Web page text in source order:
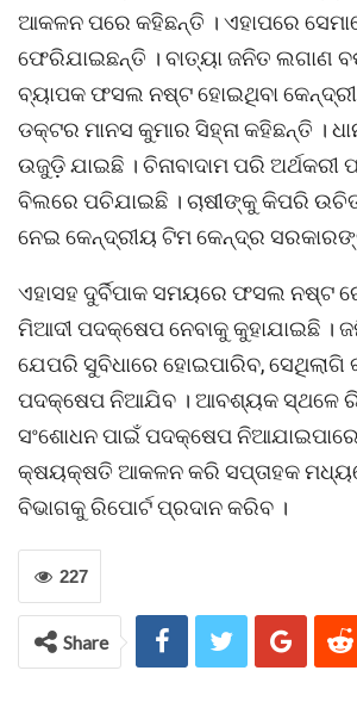
ଆକଳନ ପରେ କହିଛନ୍ତି । ଏହାପରେ
ଫେରିଯାଇଛନ୍ତି । ବାତ୍ୟା ଜନିତ ଲଗାଣ
ବ୍ୟାପକ ଫସଲ ନଷ୍ଟ ହୋଇଥିବା
ଡକ୍ଟର ମାନସ କୁମାର ସିହ୍ନା କହିଛନ୍ତି ।
ଉଜୁଡ଼ି ଯାଇଛି । ଚିନାବାଦାମ ପରି
ବିଲରେ ପଚିଯାଇଛି । ଚାଷୀଙ୍କୁ କିପରି
ନେଇ କେନ୍ଦ୍ରୀୟ ଟିମ କେନ୍ଦ୍ର
ଏହାସହ ଦୁର୍ବିପାକ ସମୟରେ ଫସଲ ନଷ୍ଟ
ମିଆଦୀ ପଦକ୍ଷେପ ନେବାକୁ କୁହାଯାଇଛି ।
ଯେପରି ସୁବିଧାରେ ହୋଇପାରିବ,
ପଦକ୍ଷେପ ନିଆଯିବ । ଆବଶ୍ୟକ ସ୍ଥଳେ
ସଂଶୋଧନ ପାଇଁ ପଦକ୍ଷେପ
କ୍ଷୟକ୍ଷତି ଆକଳନ କରି ସପ୍ତାହକ
ବିଭାଗକୁ ରିପୋର୍ଟ ପ୍ରଦାନ କରିବ ।
227
Share